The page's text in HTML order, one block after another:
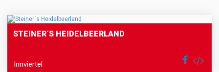
STEINER´S HEIDELBEERLAND
Innviertel